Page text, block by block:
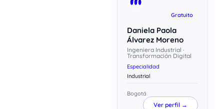
Gratuito
Daniela Paola
Álvarez Moreno
Ingeniera Industrial ·
Transformación Digital
Especialidad
Industrial
Bogotá
Ver perfil →